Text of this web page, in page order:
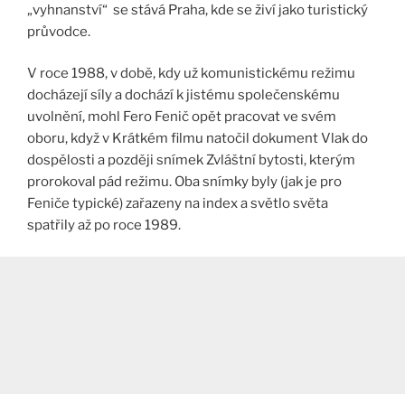
„vyhnanství“ se stává Praha, kde se živí jako turistický
průvodce.
V roce 1988, v době, kdy už komunistickému režimu
docházejí síly a dochází k jistému společenskému
uvolnění, mohl Fero Fenič opět pracovat ve svém
oboru, když v Krátkém filmu natočil dokument Vlak do
dospělosti a později snímek Zvláštní bytosti, kterým
prorokoval pád režimu. Oba snímky byly (jak je pro
Feniče typické) zařazeny na index a světlo světa
spatřily až po roce 1989.